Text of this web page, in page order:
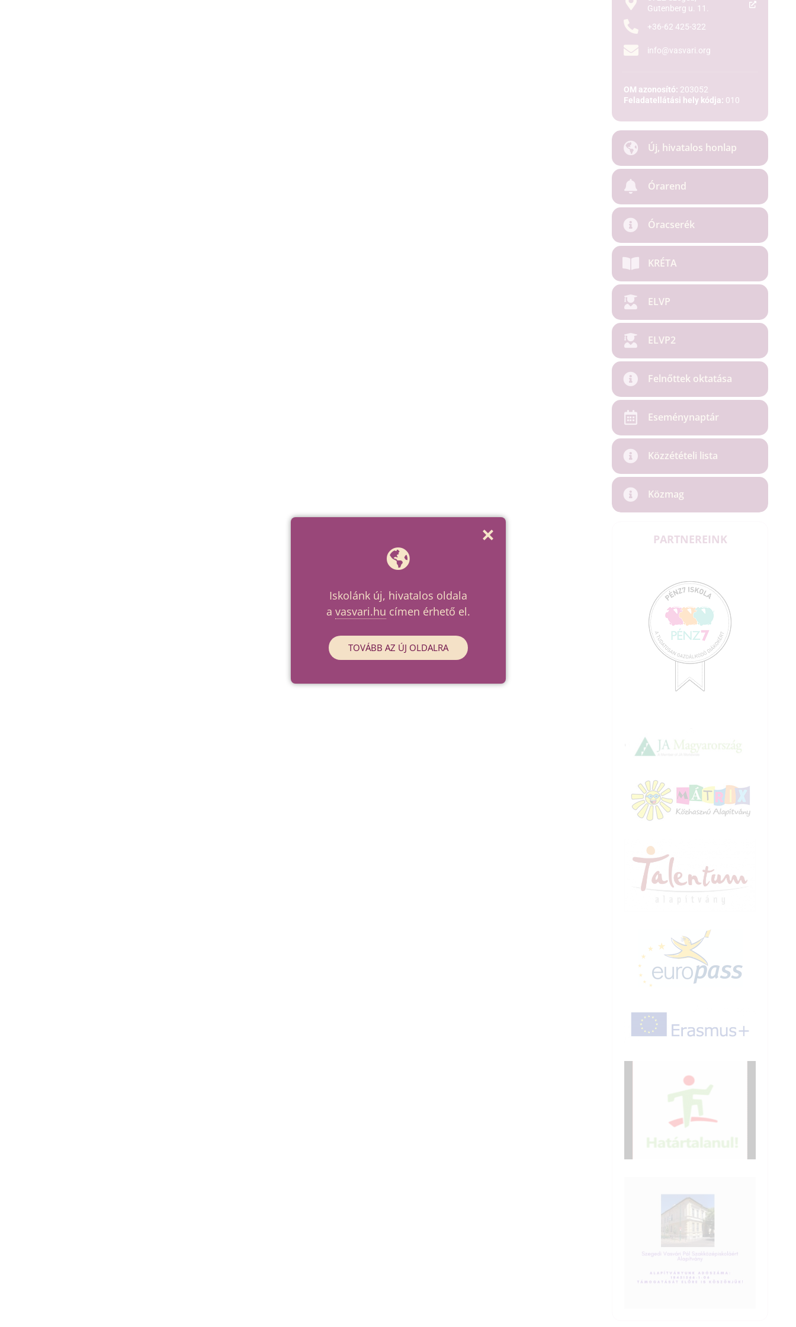
Gutenberg u. 11.
+36-62 425-322
info@vasvari.org
OM azonosító: 203052
Feladatellátási hely kódja: 010
Új, hivatalos honlap
Órarend
Óracserék
KRÉTA
ELVP
ELVP2
Felnőttek oktatása
Eseménynaptár
Közzétételi lista
Közmag
PARTNEREINK
Iskolánk új, hivatalos oldala
a vasvari.hu címen érhető el.
TOVÁBB AZ ÚJ OLDALRA